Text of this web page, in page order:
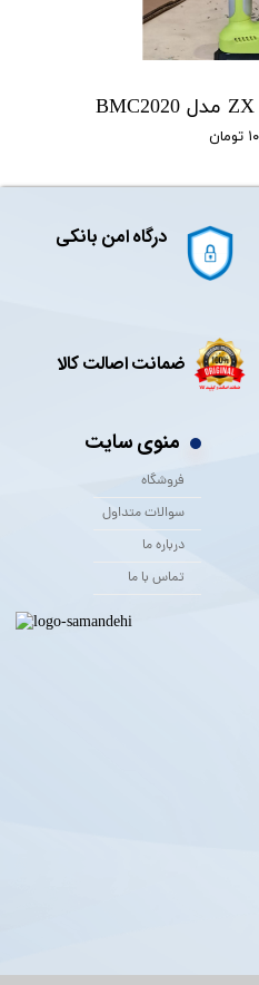
منوی سایت
فروشگاه
سوالات متداول
درباره ما
تماس با ما
درگاه امن بانکی
ضمانت اصالت کالا